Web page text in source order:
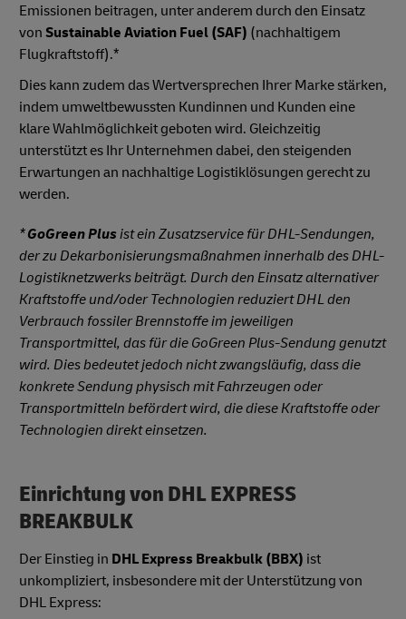
Emissionen beitragen, unter anderem durch den Einsatz
von Sustainable Aviation Fuel (SAF) (nachhaltigem
Flugkraftstoff).*
Dies kann zudem das Wertversprechen Ihrer Marke stärken,
indem umweltbewussten Kundinnen und Kunden eine
klare Wahlmöglichkeit geboten wird. Gleichzeitig
unterstützt es Ihr Unternehmen dabei, den steigenden
Erwartungen an nachhaltige Logistiklösungen gerecht zu
werden.
*GoGreen Plusist ein Zusatzservice für DHL-Sendungen,
der zu Dekarbonisierungsmaßnahmen innerhalb des DHL-
Logistiknetzwerks beiträgt. Durch den Einsatz alternativer
Kraftstoffe und/oder Technologien reduziert DHL den
Verbrauch fossiler Brennstoffe im jeweiligen
Transportmittel, das für die GoGreen Plus-Sendung genutzt
wird. Dies bedeutet jedoch nicht zwangsläufig, dass die
konkrete Sendung physisch mit Fahrzeugen oder
Transportmitteln befördert wird, die diese Kraftstoffe oder
Technologien direkt einsetzen.
Einrichtung von DHL EXPRESS
BREAKBULK
Der Einstieg in DHL Express Breakbulk (BBX) ist
unkompliziert, insbesondere mit der Unterstützung von
DHL Express: